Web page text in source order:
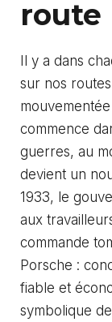
route
Il y a dans
sur nos
commence
guerres, au
devient un
1933, le
aux
commande
Porsche :
fiable et
symbolique